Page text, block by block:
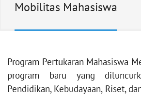
Mobilitas Mahasiswa
Program Pertukaran Mahasiswa
program baru yang
Pendidikan, Kebudayaan, Riset,